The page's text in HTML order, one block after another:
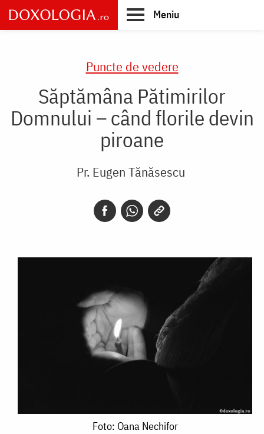
Skip
to
main
Meniu
Puncte de vedere
Săptămâna Pătimirilor
Domnului – când florile devin
piroane
Pr. Eugen Tănăsescu
Foto: Oana Nechifor